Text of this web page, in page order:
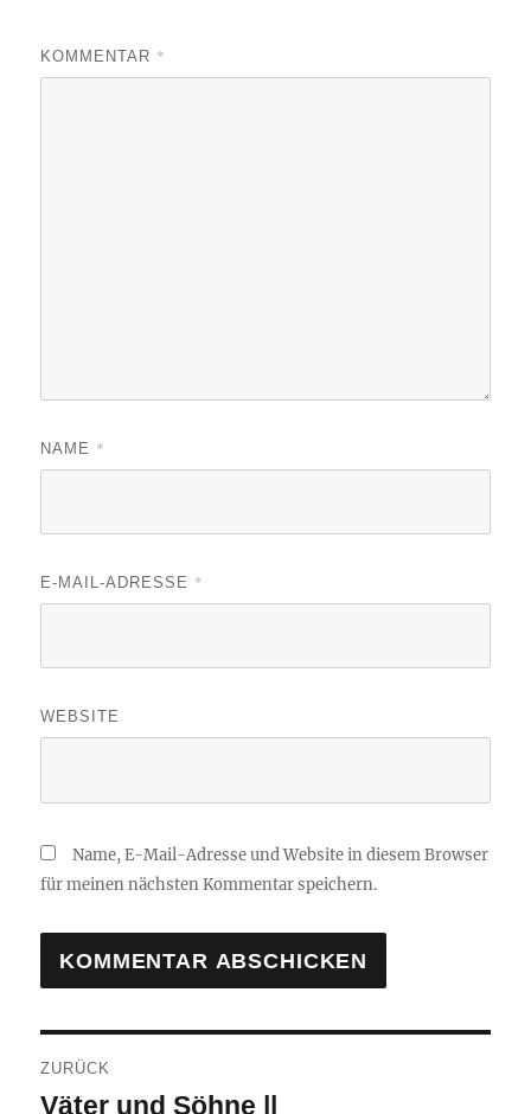
KOMMENTAR *
NAME *
E-MAIL-ADRESSE *
WEBSITE
Name, E-Mail-Adresse und Website in diesem Browser
für meinen nächsten Kommentar speichern.
ZURÜCK
Vorheriger
Beitrag:
Väter und Söhne ||